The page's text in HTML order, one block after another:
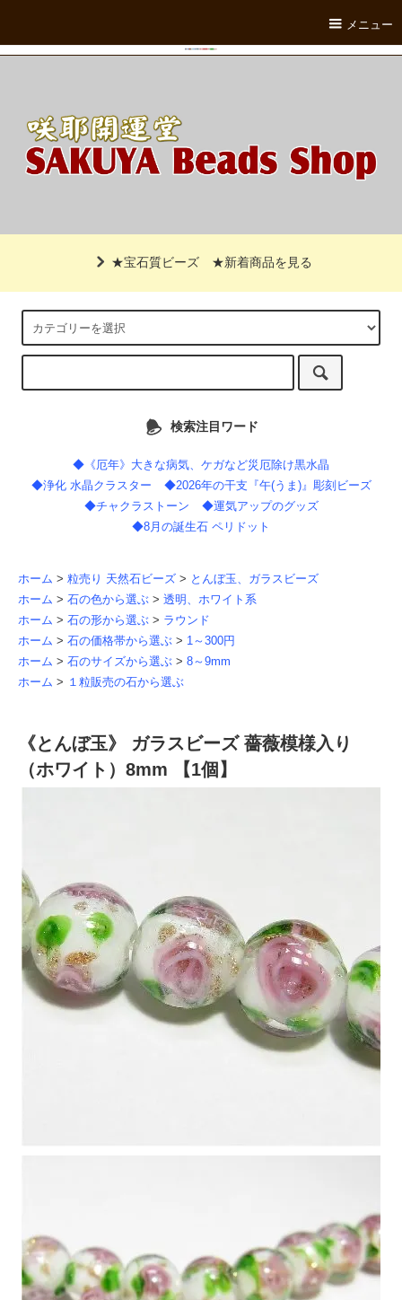
メニュー
★宝石質ビーズ ★新着商品を見る
検索注目ワード
◆《厄年》大きな病気、ケガなど災厄除け黒水晶
◆浄化 水晶クラスター
◆2026年の干支『午(うま)』彫刻ビーズ
◆チャクラストーン
◆運気アップのグッズ
◆8月の誕生石 ペリドット
ホーム > 粒売り 天然石ビーズ > とんぼ玉、ガラスビーズ
ホーム > 石の色から選ぶ > 透明、ホワイト系
ホーム > 石の形から選ぶ > ラウンド
ホーム > 石の価格帯から選ぶ > 1～300円
ホーム > 石のサイズから選ぶ > 8～9mm
ホーム > １粒販売の石から選ぶ
《とんぼ玉》 ガラスビーズ 薔薇模様入り
（ホワイト）8mm 【1個】